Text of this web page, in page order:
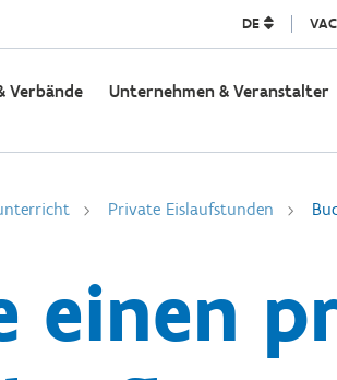
DE
Verbände Unternehmen & Veranstalter
Private Eislaufstunden
einen